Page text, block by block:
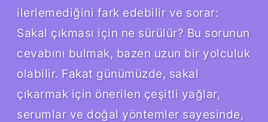
ilerlemediğini fark edebilir ve sorar:
Sakal çıkması için ne sürülür? Bu sorunun
cevabını bulmak, bazen uzun bir yolculuk
olabilir. Fakat günümüzde, sakal
çıkarmak için önerilen çeşitli yağlar,
serumlar ve doğal yöntemler sayesinde,